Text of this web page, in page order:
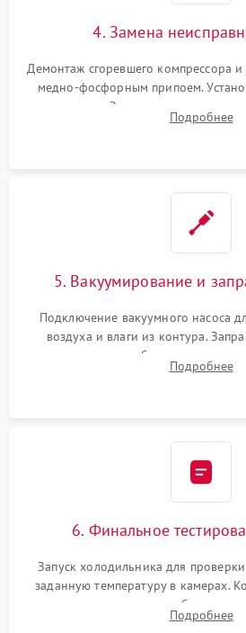
4. Замена
Демонтаж сгоревшего компрессора и
медно-фосфорным припоем.
осушителя. Замена изношенных
сломанных заслонок илиПодробнее
5. Вакуумирование и
Подключение вакуумного насоса
воздуха и влаги из контура.
дозированным объемом
электронным весам. КонтрольПодробнее
6. Финальное
Запуск холодильника для
заданную температуру в камерах.
компрессора, отсутствия
срабатывания системыПодробнее